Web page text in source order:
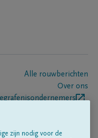
Alle rouwberichten
Over ons
zijn nodig voor de